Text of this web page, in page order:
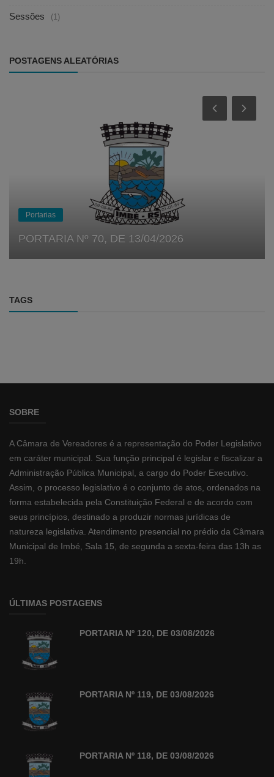
Sessões (1)
POSTAGENS ALEATÓRIAS
Portarias
PORTARIA Nº 70, DE 13/04/2026
TAGS
SOBRE
A Câmara de Vereadores é a representação do Poder Legislativo
em caráter municipal. Sua função principal é legislar e fiscalizar a
Administração Pública Municipal, a cargo do Poder Executivo.
Assim, o processo legislativo é o conjunto de atos, ordenados na
forma estabelecida pela Constituição Federal e de acordo com
seus princípios, destinado a produzir normas jurídicas de
natureza legislativa. Atendimento presencial no prédio da Câmara
Municipal de Imbé, Sala 15, de segunda a sexta-feira das 13h as
19h.
ÚLTIMAS POSTAGENS
PORTARIA Nº 120, DE 03/08/2026
PORTARIA Nº 119, DE 03/08/2026
PORTARIA Nº 118, DE 03/08/2026